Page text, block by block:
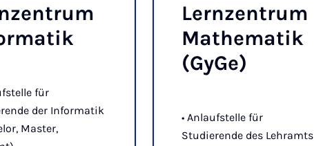
für
der Informatik
Master,
Lern­zen­trum
Ma­the­ma­tik
(Gy­Ge)
• Anlaufstelle für
Studierende des Lehramts